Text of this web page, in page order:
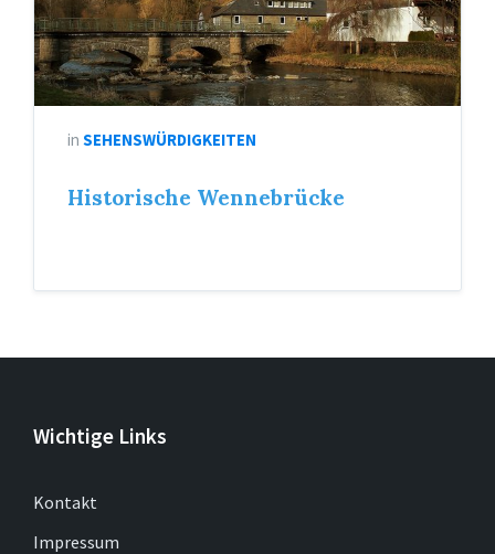
in SEHENSWÜRDIGKEITEN
Historische Wennebrücke
Wichtige Links
Kontakt
Impressum